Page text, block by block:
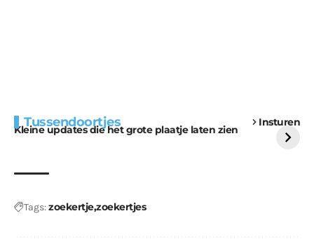
Tussendoortjes Insturen
Kleine updates die het grote plaatje laten zien
voor kabouters
uitdaging
Tags:zoekertjezoekertjes